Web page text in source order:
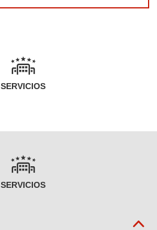
SERVICIOS
SERVICIOS